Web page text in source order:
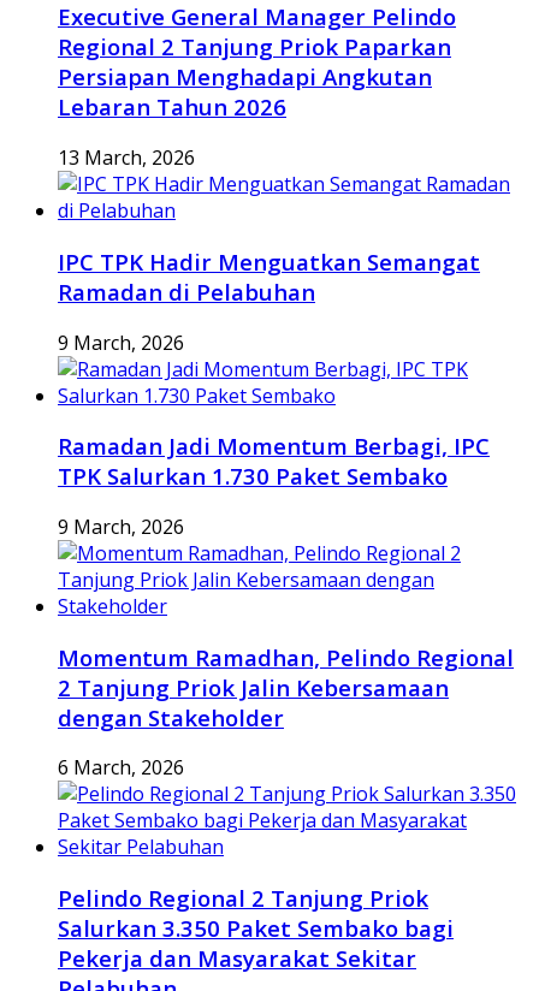
Executive General Manager Pelindo
Regional 2 Tanjung Priok Paparkan
Persiapan Menghadapi Angkutan
Lebaran Tahun 2026
13 March, 2026
IPC TPK Hadir Menguatkan Semangat
Ramadan di Pelabuhan
9 March, 2026
Ramadan Jadi Momentum Berbagi, IPC
TPK Salurkan 1.730 Paket Sembako
9 March, 2026
Momentum Ramadhan, Pelindo Regional
2 Tanjung Priok Jalin Kebersamaan
dengan Stakeholder
6 March, 2026
Pelindo Regional 2 Tanjung Priok
Salurkan 3.350 Paket Sembako bagi
Pekerja dan Masyarakat Sekitar